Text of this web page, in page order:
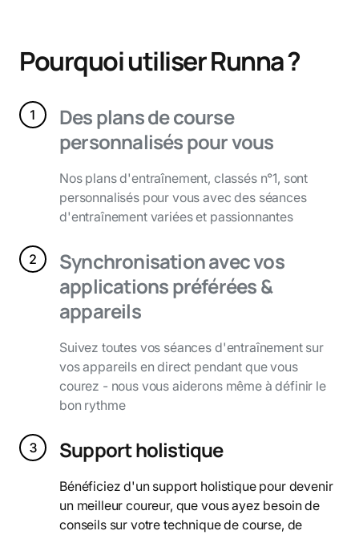
Pourquoi utiliser Runna ?
Des plans de course
personnalisés pour vous
Nos plans d'entraînement, classés n°1, sont
personnalisés pour vous avec des séances
d'entraînement variées et passionnantes
Synchronisation avec vos
applications préférées &
appareils
Suivez toutes vos séances d'entraînement sur
vos appareils en direct pendant que vous
courez - nous vous aiderons même à définir le
bon rythme
Support holistique
Bénéficiez d'un support holistique pour devenir
un meilleur coureur, que vous ayez besoin de
conseils sur votre technique de course, de